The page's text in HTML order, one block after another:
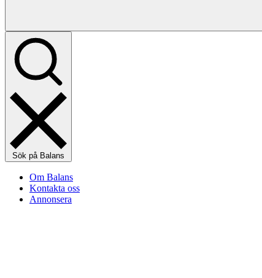
Sök på Balans
Om Balans
Kontakta oss
Annonsera